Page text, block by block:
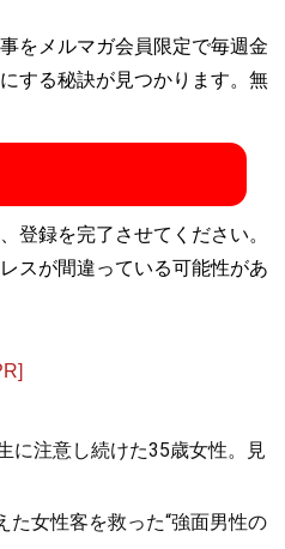
をメルマガ会員限定で毎週金
する秘訣が見つかります。無
登録を完了させてください。
スが間違っている可能性があ
に注意し続けた35歳女性。見
女性客を救った“強面男性の